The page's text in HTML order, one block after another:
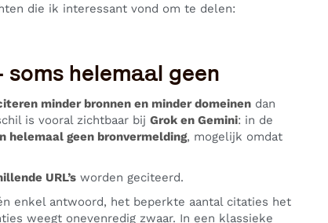
die ik interessant vond om te delen:
helemaal geen
minder bronnen en minder domeinen dan
is vooral zichtbaar bijGrok en Gemini: in de
helemaal geen bronvermelding, mogelijk omdat
URL’s worden geciteerd.
enkel antwoord, het beperkte aantal citaties het
weegt onevenredig zwaar. In een klassieke